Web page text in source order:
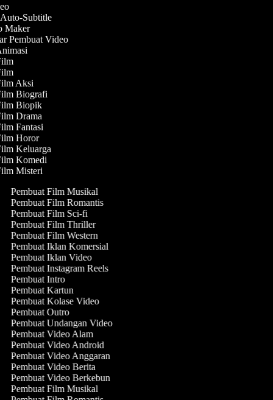
Subtitle
Pembuat Video
Aksi
Biografi
Biopik
Drama
Fantasi
Horor
Keluarga
Komedi
Misteri
Pembuat Film Musikal
Pembuat Film Romantis
Pembuat Film Sci-fi
Pembuat Film Thriller
Pembuat Film Western
Pembuat Iklan Komersial
Pembuat Iklan Video
Pembuat Instagram Reels
Pembuat Intro
Pembuat Kartun
Pembuat Kolase Video
Pembuat Outro
Pembuat Undangan Video
Pembuat Video Alam
Pembuat Video Android
Pembuat Video Anggaran
Pembuat Video Berita
Pembuat Video Berkebun
Pembuat Film Musikal